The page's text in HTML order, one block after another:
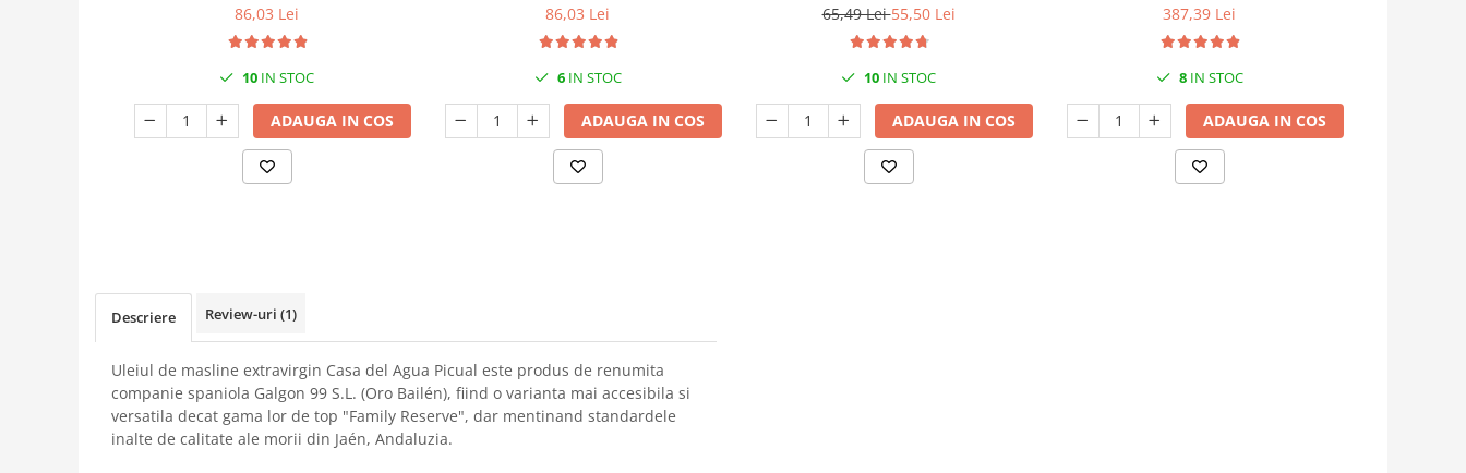
86,03 Lei
10 IN STOC
ADAUGA IN COS
86,03 Lei
6IN STOC
ADAUGA IN COS
65,49 Lei55,50 Lei
10 IN STOC
ADAUGA IN COS
387,39 Lei
8IN STOC
ADAUGA IN COS
Descriere Review-uri (1)
Uleiul de masline extravirgin Casa del Agua Picual este produs de renumita
companie spaniola Galgon 99 S.L. (Oro Bailén), fiind o varianta mai accesibila si
versatila decat gama lor de top "Family Reserve", dar mentinand standardele
inalte de calitate ale morii din Jaén, Andaluzia.